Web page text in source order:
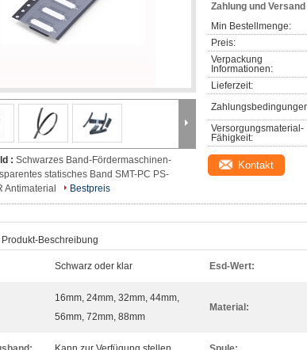
: Schwarzes Band-Fördermaschinen-
statisches Band SMT-PC PS-
Antimaterial
Bestpreis
Zahlung und
Min Bestellmenge:
Preis:
Verpackung
Informationen:
Lieferzeit:
Versorgungsmaterial-
Fähigkeit:
Kontakt
Beschreibung
Schwarz oder klar Esd-Wert:
16mm, 24mm, 32mm, 44mm,
56mm, 72mm, 88mm
Material: